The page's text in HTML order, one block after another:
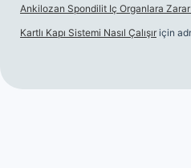
Ankilozan Spondilit Iç Organlara Zarar
Kartlı Kapı Sistemi Nasıl Çalışır için